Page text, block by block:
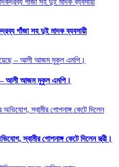
গাঁজা সহ দুই মাদক ব্যবসায়ী
– আলী আজম মুকুল এমপি।
স্বামীর গোপনাঙ্গ কেটে দিলেন স্ত্রী।